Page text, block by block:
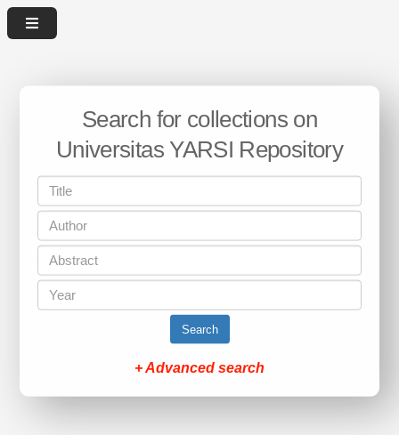
Search for collections on
Universitas YARSI Repository
Search
+ Advanced search